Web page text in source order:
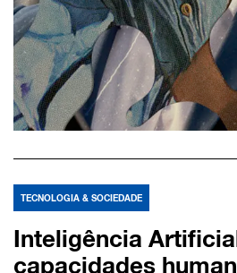
TECNOLOGIA & SOCIEDADE
Inteligência
capacidades